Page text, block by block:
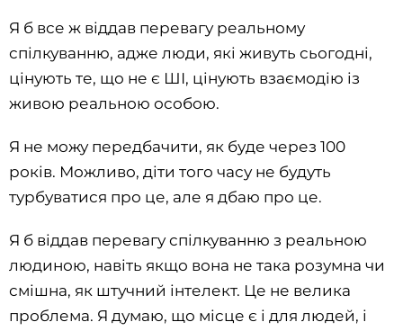
Я б все ж віддав перевагу реальному
спілкуванню, адже люди, які живуть сьогодні,
цінують те, що не є ШІ, цінують взаємодію із
живою реальною особою.
Я не можу передбачити, як буде через 100
років. Можливо, діти того часу не будуть
турбуватися про це, але я дбаю про це.
Я б віддав перевагу спілкуванню з реальною
людиною, навіть якщо вона не така розумна чи
смішна, як штучний інтелект. Це не велика
проблема. Я думаю, що місце є і для людей, і